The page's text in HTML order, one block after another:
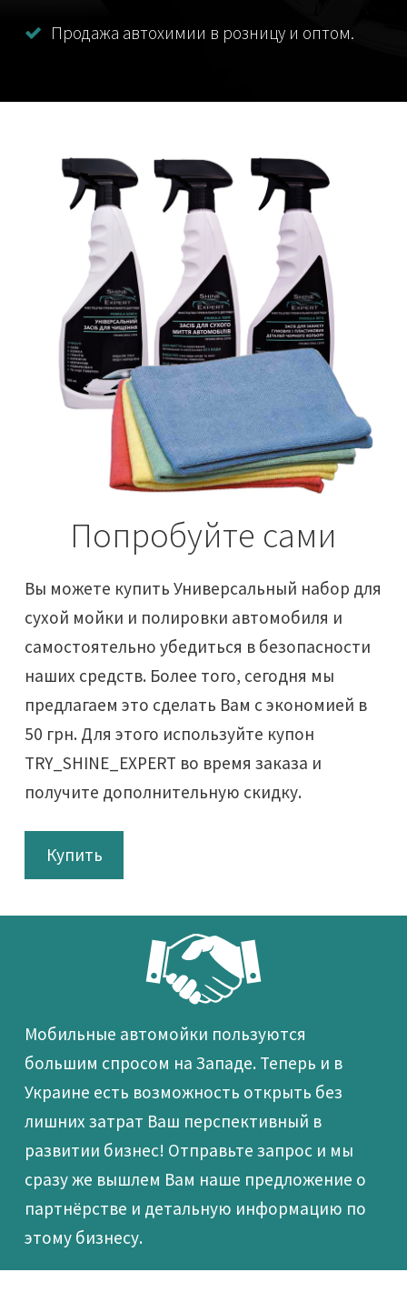
Продажа автохимии в розницу и оптом.
Попробуйте сами
Вы можете купить Универсальный набор для
сухой мойки и полировки автомобиля и
самостоятельно убедиться в безопасности
наших средств. Более того, сегодня мы
предлагаем это сделать Вам с экономией в
50 грн. Для этого используйте купон
TRY_SHINE_EXPERT во время заказа и
получите дополнительную скидку.
Купить
Мобильные автомойки пользуются
большим спросом на Западе. Теперь и в
Украине есть возможность открыть без
лишних затрат Ваш перспективный в
развитии бизнес! Отправьте запрос и мы
сразу же вышлем Вам наше предложение о
партнёрстве и детальную информацию по
этому бизнесу.